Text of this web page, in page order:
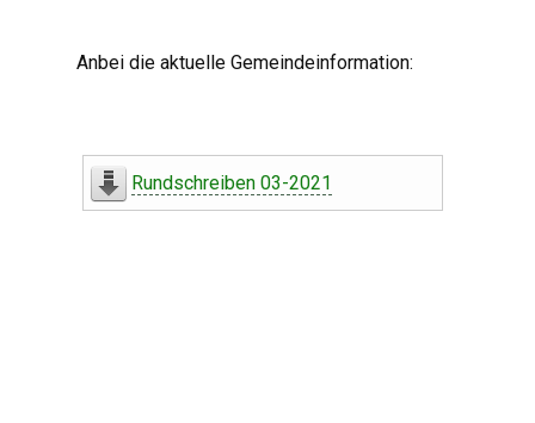
Anbei die aktuelle Gemeindeinformation:
Rundschreiben 03-2021